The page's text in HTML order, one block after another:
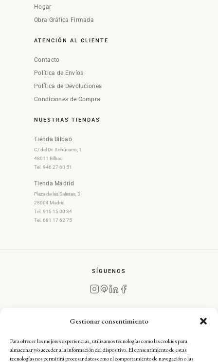
Gestionar consentimiento
Para ofrecer las mejores experiencias, utilizamos tecnologías como las cookies para
almacenar y/o acceder a la información del dispositivo. El consentimiento de estas
tecnologías nos permitirá procesar datos como el comportamiento de navegación o las
Hogar
Obra Gráfica Firmada
ATENCIÓN AL CLIENTE
Contacto
Política de Envíos
Política de Devoluciones
Condiciones de Compra
NUESTRAS TIENDAS
Tienda Bilbao
C/ del Dr. Achúcarro, 1
48011 Bilbao
Tel. 946 27 60 51
Tienda Madrid
Plaza de las Salesas, 3
28004 Madrid
Tel. 915 15 00 34
Tel. 681 17 62 75
SÍGUENOS
Aviso Legal·Condiciones Generales de Compra·
Política de Devoluciones·Política de Envíos·